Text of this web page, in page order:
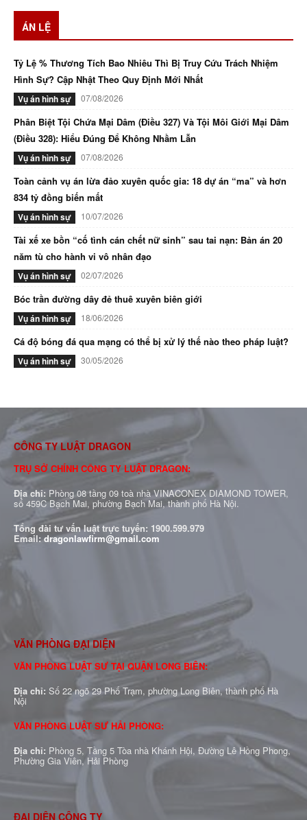
ÁN LỆ
Tỷ Lệ % Thương Tích Bao Nhiêu Thì Bị Truy Cứu Trách Nhiệm
Hình Sự? Cập Nhật Theo Quy Định Mới Nhất
Vụ án hình sự 07/08/2026
Phân Biệt Tội Chứa Mại Dâm (Điều 327) Và Tội Môi Giới Mại Dâm
(Điều 328): Hiểu Đúng Để Không Nhầm Lẫn
Vụ án hình sự 07/08/2026
Toàn cảnh vụ án lừa đảo xuyên quốc gia: 18 dự án “ma” và hơn
834 tỷ đồng biến mất
Vụ án hình sự 10/07/2026
Tài xế xe bồn “cố tình cán chết nữ sinh” sau tai nạn: Bản án 20
năm tù cho hành vi vô nhân đạo
Vụ án hình sự 02/07/2026
Bóc trần đường dây đẻ thuê xuyên biên giới
Vụ án hình sự 18/06/2026
Cá độ bóng đá qua mạng có thể bị xử lý thế nào theo pháp luật?
Vụ án hình sự 30/05/2026
CÔNG TY LUẬT DRAGON
TRỤ SỞ CHÍNH CÔNG TY LUẬT DRAGON:
Địa chỉ: Phòng 08 tầng 09 toà nhà VINACONEX DIAMOND TOWER,
số 459C Bạch Mai, phường Bạch Mai, thành phố Hà Nội.
Tổng đài tư vấn luật trực tuyến: 1900.599.979
Email:dragonlawfirm@gmail.com
VĂN PHÒNG ĐẠI DIỆN
VĂN PHÒNG LUẬT SƯ TẠI QUẬN LONG BIÊN:
Địa chỉ: Số 22 ngõ 29 Phố Trạm, phường Long Biên, thành phố Hà
Nội
VĂN PHÒNG LUẬT SƯ HẢI PHÒNG:
Địa chỉ: Phòng 5, Tầng 5 Tòa nhà Khánh Hội, Đường Lê Hồng Phong,
Phường Gia Viên, Hải Phòng
ĐẠI DIỆN CÔNG TY